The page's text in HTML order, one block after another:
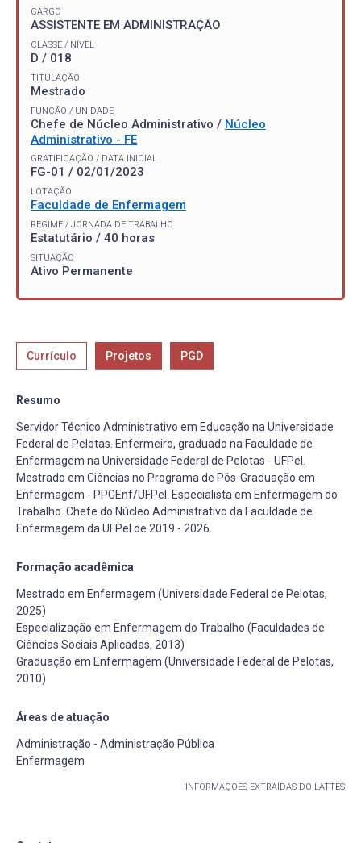
CARGO
ASSISTENTE EM ADMINISTRAÇÃO
CLASSE / NÍVEL
D / 018
TITULAÇÃO
Mestrado
FUNÇÃO / UNIDADE
Chefe de Núcleo Administrativo / Núcleo
Administrativo - FE
GRATIFICAÇÃO / DATA INICIAL
FG-01 / 02/01/2023
LOTAÇÃO
Faculdade de Enfermagem
REGIME / JORNADA DE TRABALHO
Estatutário / 40 horas
SITUAÇÃO
Ativo Permanente
Currículo Projetos PGD
Resumo
Servidor Técnico Administrativo em Educação na Universidade
Federal de Pelotas. Enfermeiro, graduado na Faculdade de
Enfermagem na Universidade Federal de Pelotas - UFPel.
Mestrado em Ciências no Programa de Pós-Graduação em
Enfermagem - PPGEnf/UFPel. Especialista em Enfermagem do
Trabalho. Chefe do Núcleo Administrativo da Faculdade de
Enfermagem da UFPel de 2019 - 2026.
Formação acadêmica
Mestrado em Enfermagem (Universidade Federal de Pelotas,
2025)
Especialização em Enfermagem do Trabalho (Faculdades de
Ciências Sociais Aplicadas, 2013)
Graduação em Enfermagem (Universidade Federal de Pelotas,
2010)
Áreas de atuação
Administração - Administração Pública
Enfermagem
INFORMAÇÕES EXTRAÍDAS DO LATTES